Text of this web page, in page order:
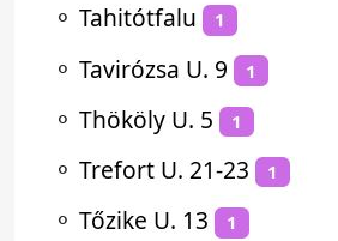
⚬ Tahitótfalu 1
⚬ Tavirózsa U. 9 1
⚬ Thököly U. 5 1
⚬ Trefort U. 21-23 1
⚬ Tőzike U. 13 1